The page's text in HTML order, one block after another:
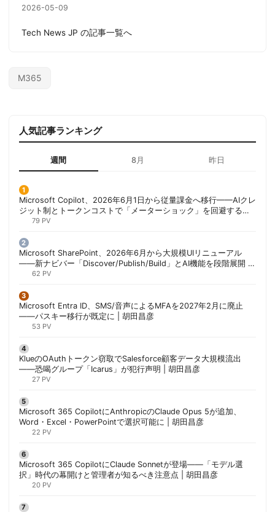
2026-05-09
Tech News JP の記事一覧へ
M365
人気記事ランキング
週間 8月 昨日
Microsoft Copilot、2026年6月1日から従量課金へ移行——AIクレ
ジット制とトークンコストで「メーターショック」を回避する方
法 | 胡田昌彦
79 PV
Microsoft SharePoint、2026年6月から大規模UIリニューアル
——新ナビバー「Discover/Publish/Build」とAI機能を段階展開 |
胡田昌彦
62 PV
Microsoft Entra ID、SMS/音声によるMFAを2027年2月に廃止
——パスキー移行が既定に | 胡田昌彦
53 PV
KlueのOAuthトークン窃取でSalesforce顧客データ大規模流出
——恐喝グループ「Icarus」が犯行声明 | 胡田昌彦
27 PV
Microsoft 365 CopilotにAnthropicのClaude Opus 5が追加、
Word・Excel・PowerPointで選択可能に | 胡田昌彦
22 PV
Microsoft 365 CopilotにClaude Sonnetが登場——「モデル選
択」時代の幕開けと管理者が知るべき注意点 | 胡田昌彦
20 PV